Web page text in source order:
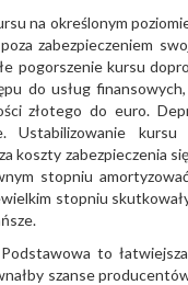
na określonym
zabezpieczeniem
pogorszenie kursu
do usług
złotego do euro.
koszty zabezpieczenia
stopniu
stopniu
to
szanse